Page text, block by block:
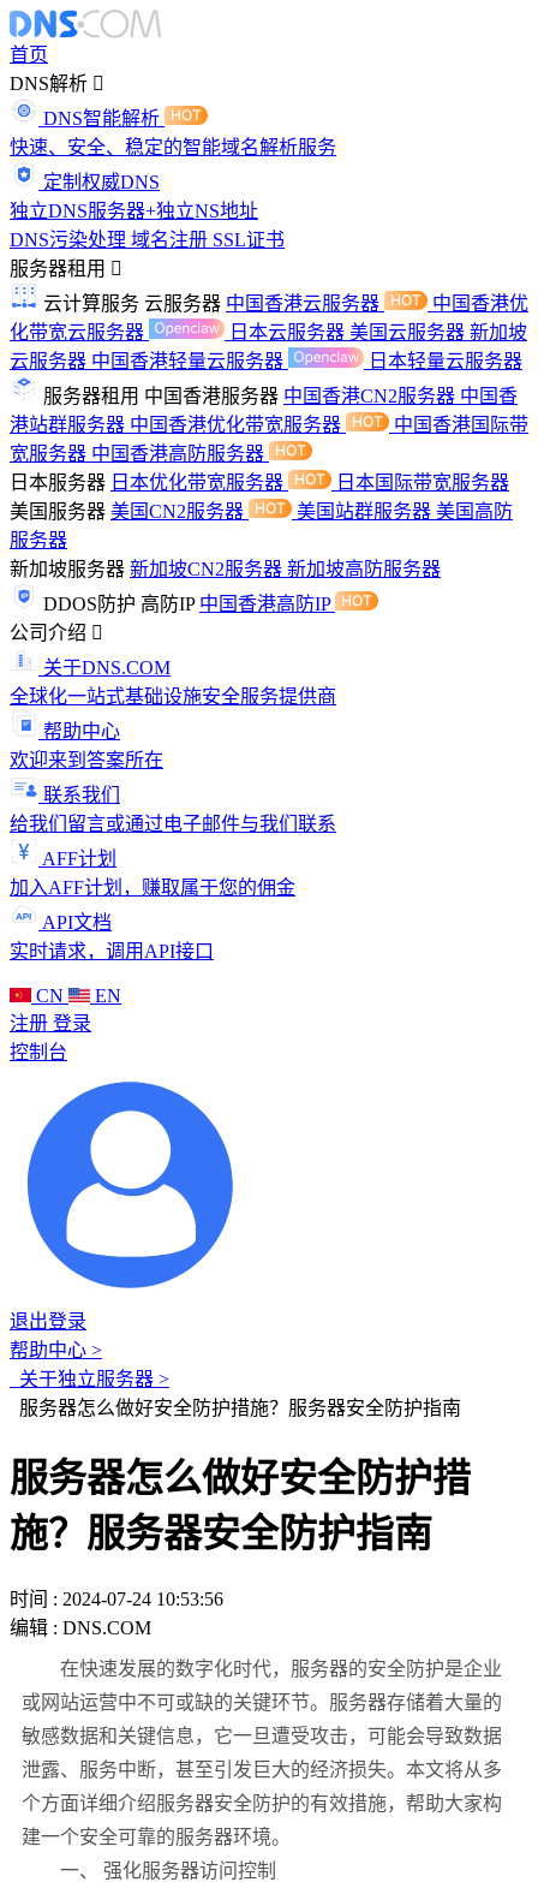
首页
DNS解析
DNS智能解析
快速、安全、稳定的智能域名解析服务
定制权威DNS
独立DNS服务器+独立NS地址
DNS污染处理 域名注册 SSL证书
服务器租用
云计算服务 云服务器 中国香港云服务器
中国香港优
化带宽云服务器
日本云服务器 美国云服务器 新加坡
云服务器 中国香港轻量云服务器
日本轻量云服务器
服务器租用 中国香港服务器 中国香港CN2服务器 中国香
港站群服务器 中国香港优化带宽服务器
中国香港国际带
宽服务器 中国香港高防服务器
日本服务器 日本优化带宽服务器
日本国际带宽服务器
美国服务器 美国CN2服务器 美国站群服务器 美国高防
服务器
新加坡服务器 新加坡CN2服务器 新加坡高防服务器
DDOS防护 高防IP 中国香港高防IP
公司介绍
关于DNS.COM
全球化一站式基础设施安全服务提供商
帮助中心
欢迎来到答案所在
联系我们
给我们留言或通过电子邮件与我们联系
AFF计划
加入AFF计划，赚取属于您的佣金
API文档
实时请求，调用API接口
CN
EN
注册 登录
控制台
退出登录
帮助中心 >
关于独立服务器 >
服务器怎么做好安全防护措施？服务器安全防护指南
服务器怎么做好安全防护措
施？服务器安全防护指南
时间 : 2024-07-24 10:53:56
编辑 : DNS.COM
在快速发展的数字化时代，服务器的安全防护是企业
或网站运营中不可或缺的关键环节。服务器存储着大量的
敏感数据和关键信息，它一旦遭受攻击，可能会导致数据
泄露、服务中断，甚至引发巨大的经济损失。本文将从多
个方面详细介绍服务器安全防护的有效措施，帮助大家构
建一个安全可靠的服务器环境。
一、 强化服务器访问控制